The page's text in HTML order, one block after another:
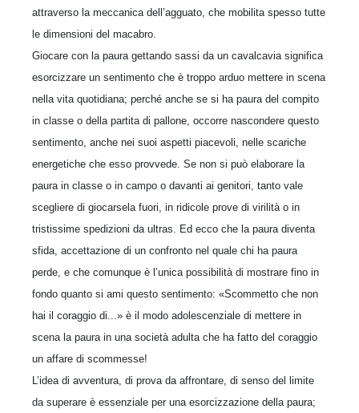
attraverso la meccanica dell’agguato, che mobilita spesso tutte
le dimensioni del macabro.
Giocare con la paura gettando sassi da un cavalcavia significa
esorcizzare un sentimento che è troppo arduo mettere in scena
nella vita quotidiana; perché anche se si ha paura del compito
in classe o della partita di pallone, occorre nascondere questo
sentimento, anche nei suoi aspetti piacevoli, nelle scariche
energetiche che esso provvede. Se non si può elaborare la
paura in classe o in campo o davanti ai genitori, tanto vale
scegliere di giocarsela fuori, in ridicole prove di virilità o in
tristissime spedizioni da ultras. Ed ecco che la paura diventa
sfida, accettazione di un confronto nel quale chi ha paura
perde, e che comunque è l’unica possibilità di mostrare fino in
fondo quanto si ami questo sentimento: «Scommetto che non
hai il coraggio di...» è il modo adolescenziale di mettere in
scena la paura in una società adulta che ha fatto del coraggio
un affare di scommesse!
L’idea di avventura, di prova da affrontare, di senso del limite
da superare è essenziale per una esorcizzazione della paura;